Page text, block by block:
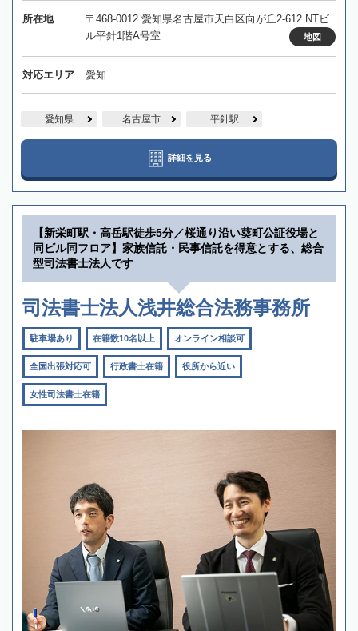
所在地
〒468-0012 愛知県名古屋市天白区向が丘2-612 NTビ
ル平針1階A号室
地図
対応エリア 愛知
愛知県 名古屋市 平針駅
詳細を見る
【新栄町駅・高岳駅徒歩5分／桜通り沿い葵町公証役場と
同ビル同フロア】家族信託・民事信託を得意とする、総合
型司法書士法人です
司法書士法人浅井総合法務事務所
駐車場あり 在籍数10名以上 オンライン相談可
全国出張対応可 行政書士在籍 役所から近い
女性司法書士在籍